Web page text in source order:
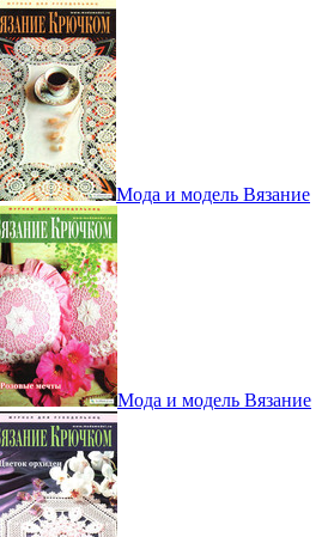
Мода и модель Вязание
Мода и модель Вязание